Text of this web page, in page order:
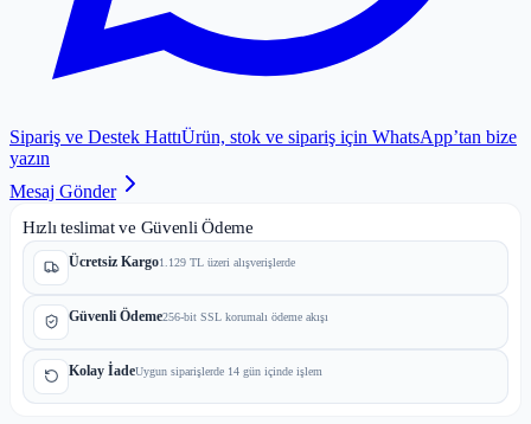
Sipariş ve Destek HattıÜrün, stok ve sipariş için WhatsApp’tan bize
yazın
Mesaj Gönder
Hızlı teslimat ve Güvenli Ödeme
Ücretsiz Kargo1.129 TL üzeri alışverişlerde
Güvenli Ödeme256-bit SSL korumalı ödeme akışı
Kolay İadeUygun siparişlerde 14 gün içinde işlem